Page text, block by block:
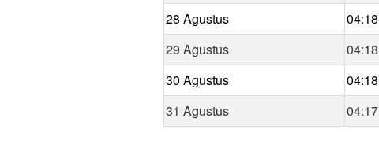
28 Agustus
04:18
29 Agustus
04:18
30 Agustus
04:18
31 Agustus
04:17